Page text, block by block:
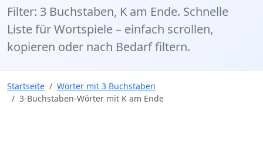
Filter: 3 Buchstaben, K am Ende. Schnelle
Liste für Wortspiele – einfach scrollen,
kopieren oder nach Bedarf filtern.
Startseite
Wörter mit 3 Buchstaben
3-Buchstaben-Wörter mit K am Ende